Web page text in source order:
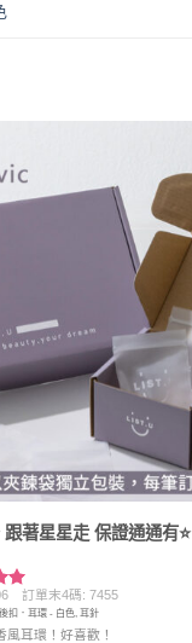
跟著星星走 保證通通有⭐
訂單末4碼: 7455
扣．耳環 - 白色, 耳針
風耳環！好喜歡！